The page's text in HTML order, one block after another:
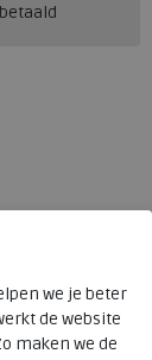
we je beter
de website
maken we de